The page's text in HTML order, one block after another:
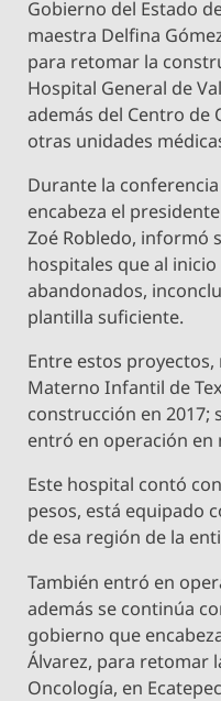
Gobierno del Estado
maestra Delfina
para retomar la
Hospital General de
además del Centro de
otras unidades
Durante la
encabeza el
Zoé Robledo, informó
hospitales que al
abandonados,
plantilla suficiente.
Entre estos
Materno Infantil de
construcción en 2017;
entró en operación en
Este hospital contó
pesos, está equipado
de esa región de la
También entró en
además se continúa
gobierno que
Álvarez, para retomar
Oncología, en